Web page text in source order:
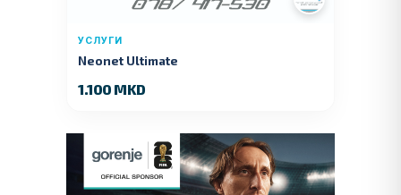
УСЛУГИ
Neonet Ultimate
1.100 MKD